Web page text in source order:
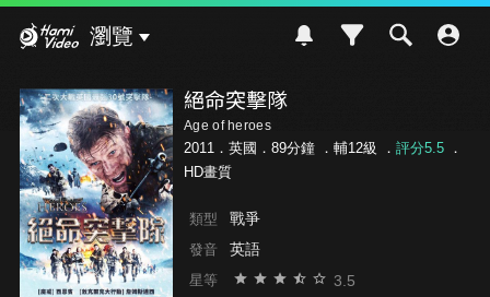
瀏覽
絕命突擊隊
Age of heroes
2011．英國．89分鐘 ． 輔12級 ． 評分5.5．
HD畫質
類型 戰爭
發音 英語
星等 3.5